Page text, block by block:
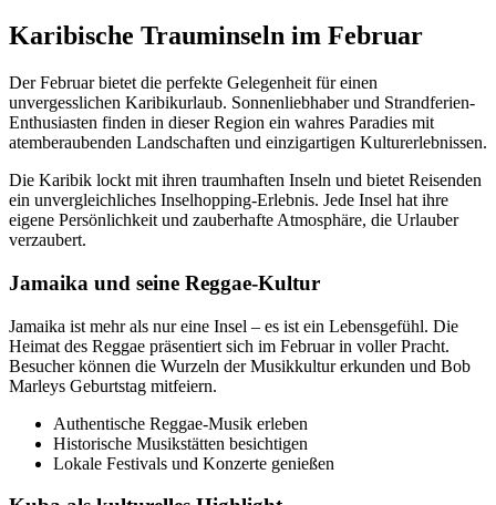
Karibische Trauminseln im Februar
Der Februar bietet die perfekte Gelegenheit für einen
unvergesslichen Karibikurlaub. Sonnenliebhaber und Strandferien-
Enthusiasten finden in dieser Region ein wahres Paradies mit
atemberaubenden Landschaften und einzigartigen Kulturerlebnissen.
Die Karibik lockt mit ihren traumhaften Inseln und bietet Reisenden
ein unvergleichliches Inselhopping-Erlebnis. Jede Insel hat ihre
eigene Persönlichkeit und zauberhafte Atmosphäre, die Urlauber
verzaubert.
Jamaika und seine Reggae-Kultur
Jamaika ist mehr als nur eine Insel – es ist ein Lebensgefühl. Die
Heimat des Reggae präsentiert sich im Februar in voller Pracht.
Besucher können die Wurzeln der Musikkultur erkunden und Bob
Marleys Geburtstag mitfeiern.
Authentische Reggae-Musik erleben
Historische Musikstätten besichtigen
Lokale Festivals und Konzerte genießen